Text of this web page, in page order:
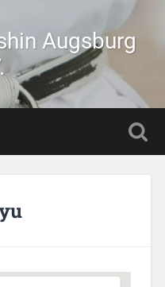
Augsburg